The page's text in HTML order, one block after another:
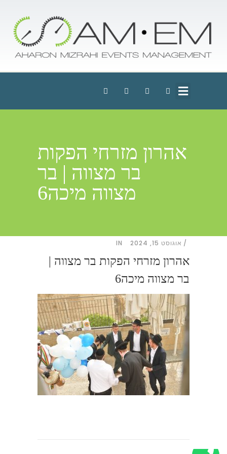
אהרון מזרחי הפקות
בר מצווה | בר
מצווה מיכה6
אוגוסט 15, 2024 IN
אהרון מזרחי הפקות בר מצווה |
בר מצווה מיכה6